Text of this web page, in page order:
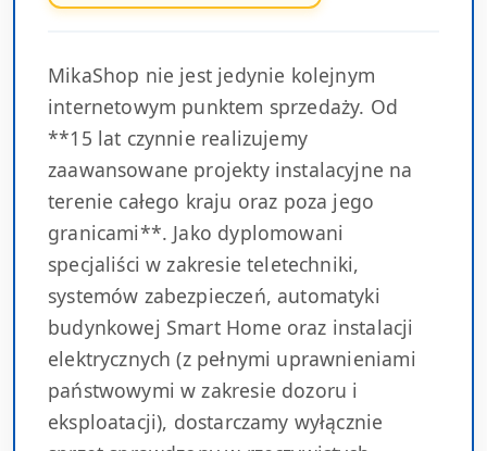
MikaShop nie jest jedynie kolejnym
internetowym punktem sprzedaży. Od
**15 lat czynnie realizujemy
zaawansowane projekty instalacyjne na
terenie całego kraju oraz poza jego
granicami**. Jako dyplomowani
specjaliści w zakresie teletechniki,
systemów zabezpieczeń, automatyki
budynkowej Smart Home oraz instalacji
elektrycznych (z pełnymi uprawnieniami
państwowymi w zakresie dozoru i
eksploatacji), dostarczamy wyłącznie